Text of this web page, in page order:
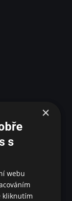
×
s
webu
kliknutím